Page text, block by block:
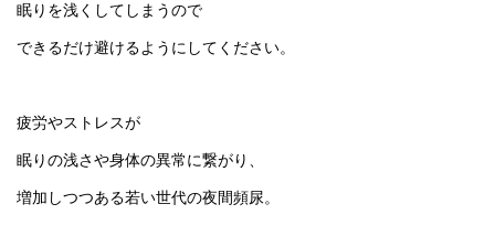
眠りを浅くしてしまうので
できるだけ避けるようにしてください。
疲労やストレスが
眠りの浅さや身体の異常に繋がり、
増加しつつある若い世代の夜間頻尿。